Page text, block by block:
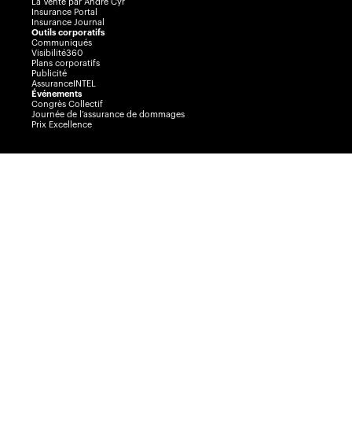
La Vente par André Cyr
Insurance Portal
Insurance Journal
Outils corporatifs
Communiqués
Visibilité360
Plans corporatifs
Publicité
AssuranceINTEL
Événements
Congrès Collectif
Journée de l’assurance de dommages
Prix Excellence